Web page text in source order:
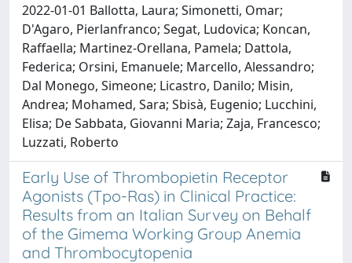
2022-01-01 Ballotta, Laura; Simonetti, Omar;
D'Agaro, Pierlanfranco; Segat, Ludovica; Koncan,
Raffaella; Martinez-Orellana, Pamela; Dattola,
Federica; Orsini, Emanuele; Marcello, Alessandro;
Dal Monego, Simeone; Licastro, Danilo; Misin,
Andrea; Mohamed, Sara; Sbisà, Eugenio; Lucchini,
Elisa; De Sabbata, Giovanni Maria; Zaja, Francesco;
Luzzati, Roberto
Early Use of Thrombopietin Receptor
Agonists (Tpo-Ras) in Clinical Practice:
Results from an Italian Survey on Behalf
of the Gimema Working Group Anemia
and Thrombocytopenia